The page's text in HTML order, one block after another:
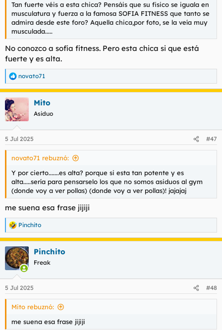
Tan fuerte véis a esta chica? Pensáis que su fisico se iguala en
musculatura y fuerza a la famosa SOFIA FITNESS que tanto se
admira desde este foro? Aquella chica,por foto, se la veía muy
musculada.....
No conozco a sofía fitness. Pero esta chica si que está
fuerte y es alta.
R
e
a
c
c
i
e
s
novato71
Mito
Asiduo
5 Jul 2025 #47
novato71 rebuznó:
Y por cierto.......es alta? porque si esta tan potente y es
alta.....sería para pensarselo los que no somos asiduos al gym
(donde voy a ver pollas) (donde voy a ver pollas)! jajajaj
me suena esa frase jijiji
R
e
a
c
c
i
e
s
Pinchito
Pinchito
Freak
5 Jul 2025 #48
Mito rebuznó:
me suena esa frase jijiji